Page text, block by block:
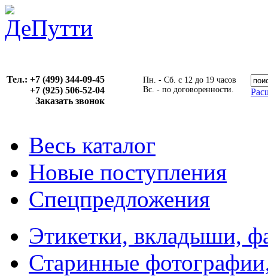
Тел.: +7 (499) 344-09-45
(925) 506-52-04
Заказать звонок
Пн. - Сб. с 12 до 19 часов
Вс. - по договоренности.
Весь каталог
Новые поступления
Спецпредложения
Этикетки, вкладыши,
Старинные